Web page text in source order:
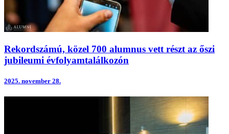
Rekordszámú, közel 700 alumnus vett részt az őszi
jubileumi évfolyamtalálkozón
2025. november 28.